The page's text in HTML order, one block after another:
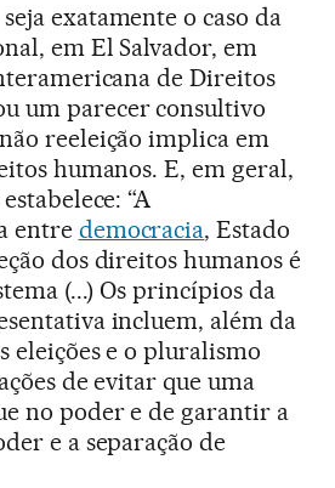
exatamente o caso da
em El Salvador, em
de Direitos
um parecer consultivo
reeleição implica em
humanos. E, em geral,
“A
entre democracia, Estado
dos direitos humanos é
(...) Os princípios da
incluem, além da
eleições e o pluralismo
de evitar que uma
no poder e de garantir a
e a separação de